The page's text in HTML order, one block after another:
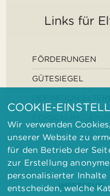
Links für
FÖRDERUNGEN
GÜTESIEGEL
IMPRESSUM
COOKIE-
Wir verwenden
unserer Website zu
für den Betrieb der
zur Erstellung
personalisierter Inhalte
entscheiden, welche